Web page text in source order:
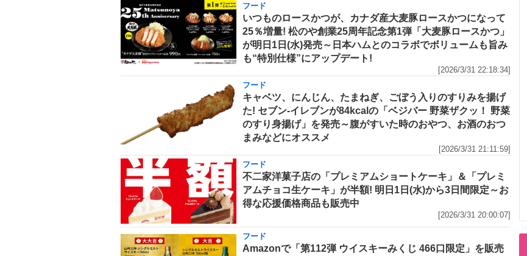
フード
いつものロースかつが、カナダ産大麦豚ロースかつになって
25％増量! 松のや創業25周年記念第1弾「大麦豚ロースかつ」
が明日1日(水)発売～日本ハムとのコラボでボリュームも旨み
も“特別仕様”にアップデート!
[2026/3/31 22:18:34]
フード
キャベツ、にんじん、たまねぎ、ごぼう入りのすりみを揚げ
た! セブン‐イレブンが84kcalの「ベジバー 野菜ザクッ！ 野菜
のすり身揚げ」を発売～腹がすいた時のおやつ、お酒のおつ
まみなどにオススメ
[2026/3/31 21:11:59]
フード
不二家洋菓子店の「プレミアムショートケーキ」＆「プレミ
アムチョコ生ケーキ」が半額! 明日1日(水)から3日間限定～お
得な応援価格商品も販売中
[2026/3/31 20:00:07]
フード
Amazonで「第112弾 ウイスキーみくじ 466口限定」を販売